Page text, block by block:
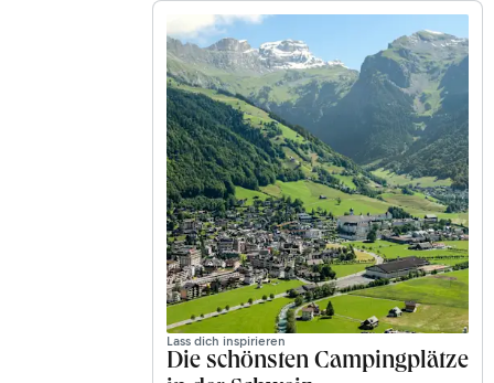
Lass dich inspirieren
Die schönsten Campingplätze